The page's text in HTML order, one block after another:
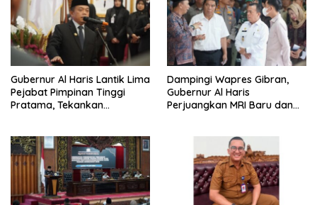
Gubernur Al Haris Lantik Lima
Pejabat Pimpinan Tinggi
Pratama, Tekankan
Integritas
Dampingi Wapres Gibran,
Gubernur Al Haris
Perjuangkan MRI Baru dan